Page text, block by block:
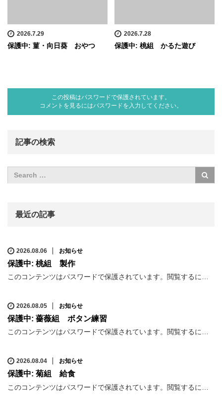
2026.7.29
保護中: 菫・向日葵 おやつ
2026.7.28
保護中: 桃組 かるた遊び
この投稿はパスワードで保護されています。
コメントを見るにはパスワードを入力してください。
記事の検索
最近の記事
2026.08.06 お知らせ
保護中: 桃組 製作
このコンテンツはパスワードで保護されています。閲覧するに…
2026.08.05 お知らせ
保護中: 薔薇組 ボタン練習
このコンテンツはパスワードで保護されています。閲覧するに…
2026.08.04 お知らせ
保護中: 菊組 給食
このコンテンツはパスワードで保護されています。閲覧するに…